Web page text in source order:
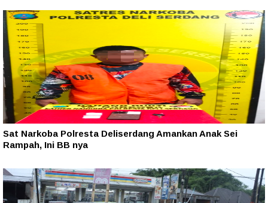
Sat Narkoba Polresta Deliserdang Amankan Anak Sei
Rampah, Ini BB nya